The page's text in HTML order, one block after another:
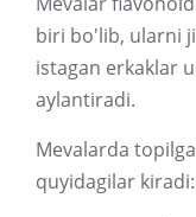
biri bo'lib, ularni
istagan erkaklar
aylantiradi.
Mevalarda
quyidagilar kiradi: